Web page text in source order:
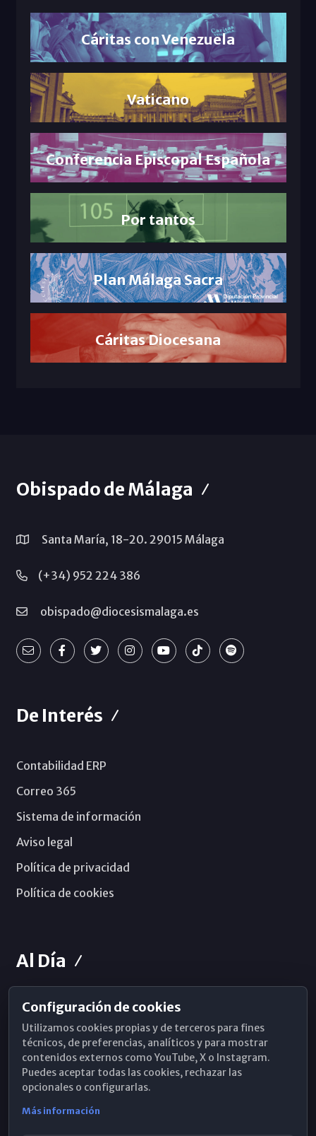
Cáritas con Venezuela
Vaticano
Conferencia Episcopal Española
Por tantos
Plan Málaga Sacra
Cáritas Diocesana
Obispado de Málaga
Santa María, 18-20. 29015 Málaga
(+34) 952 224 386
obispado@diocesismalaga.es
De Interés
Contabilidad ERP
Correo 365
Sistema de información
Aviso legal
Política de privacidad
Política de cookies
Al Día
Horarios de Misa
Hemeroteca
WhatsApp
Configuración de cookies
Utilizamos cookies propias y de terceros para fines
técnicos, de preferencias, analíticos y para mostrar
contenidos externos como YouTube, X o Instagram.
Puedes aceptar todas las cookies, rechazar las
opcionales o configurarlas.
Más información